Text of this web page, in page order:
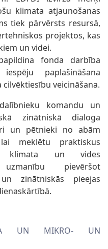
klimata atjaunošanas
tiek pārvērsts resursā,
projektos, kas
un videi.
fonda darbība
paplašināšana
veicināšana.
komandu un
zinātniskā dialoga
un pētnieki no abām
meklētu praktiskus
klimata un vides
pievēršot
zinātniskās pieejas
UN MIKRO- UN